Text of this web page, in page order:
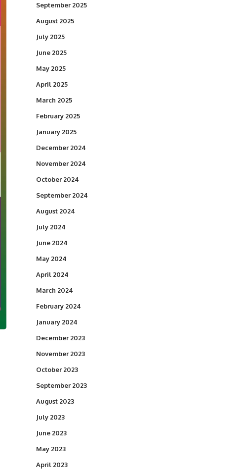
September 2025
August 2025
July 2025
June 2025
May 2025
April 2025
March 2025
February 2025
January 2025
December 2024
November 2024
October 2024
September 2024
August 2024
July 2024
June 2024
May 2024
April 2024
March 2024
February 2024
January 2024
December 2023
November 2023
October 2023
September 2023
August 2023
July 2023
June 2023
May 2023
April 2023